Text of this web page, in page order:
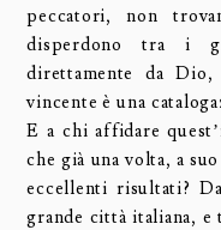
peccatori, non
disperdono tra i
direttamente da Dio,
vincente è una
E a chi affidare
che già una volta, a
eccellenti risultati?
grande città italiana, e